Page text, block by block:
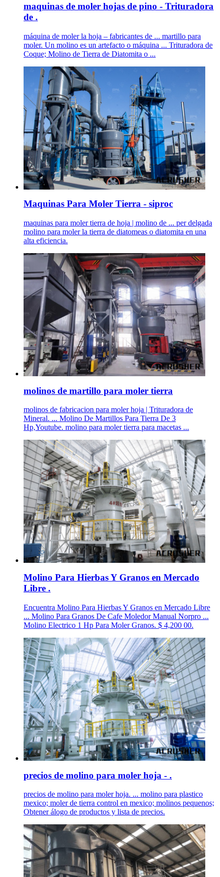
maquinas de moler hojas de pino - Trituradora
de .
máquina de moler la hoja – fabricantes de ... martillo para
moler. Un molino es un artefacto o máquina ... Trituradora de
Coque; Molino de Tierra de Diatomita o ...
Maquinas Para Moler Tierra - siproc
maquinas para moler tierra de hoja | molino de ... per delgada
molino para moler la tierra de diatomeas o diatomita en una
alta eficiencia.
molinos de martillo para moler tierra
molinos de fabricacion para moler hoja | Trituradora de
Mineral. ... Molino De Martillos Para Tierra De 3
Hp,Youtube. molino para moler tierra para macetas ...
Molino Para Hierbas Y Granos en Mercado
Libre .
Encuentra Molino Para Hierbas Y Granos en Mercado Libre
... Molino Para Granos De Cafe Moledor Manual Norpro ...
Molino Electrico 1 Hp Para Moler Granos. $ 4,200 00.
precios de molino para moler hoja - .
precios de molino para moler hoja. ... molino para plastico
mexico; moler de tierra control en mexico; molinos pequenos;
Obtener álogo de productos y lista de precios.